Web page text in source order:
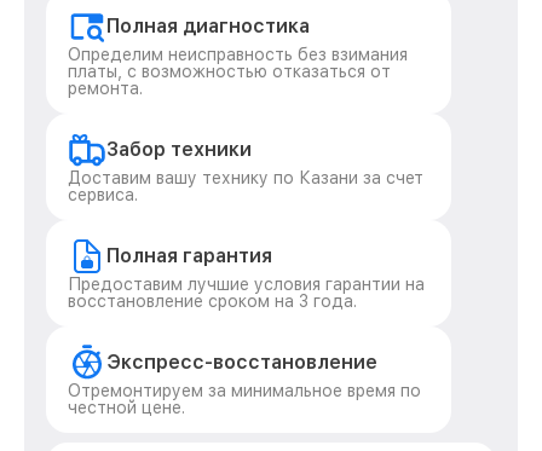
Полная диагностика
Определим неисправность без взимания
платы, с возможностью отказаться от
ремонта.
Забор техники
Доставим вашу технику по Казани за счет
сервиса.
Полная гарантия
Предоставим лучшие условия гарантии на
восстановление сроком на 3 года.
Экспресс-восстановление
Отремонтируем за минимальное время по
честной цене.